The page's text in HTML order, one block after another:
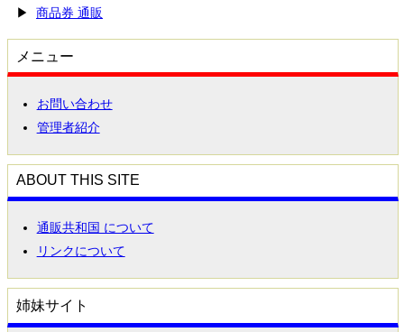
▶ 商品券 通販
メニュー
お問い合わせ
管理者紹介
ABOUT THIS SITE
通販共和国 について
リンクについて
姉妹サイト